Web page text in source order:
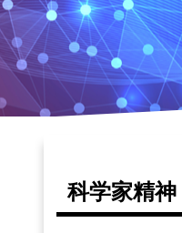
科学家精神